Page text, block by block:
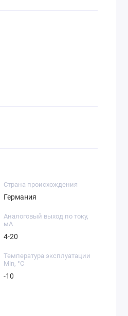
Страна происхождения
Германия
Аналоговый выход по току,
мА
4-20
Температура эксплуатации
Min, °C
-10